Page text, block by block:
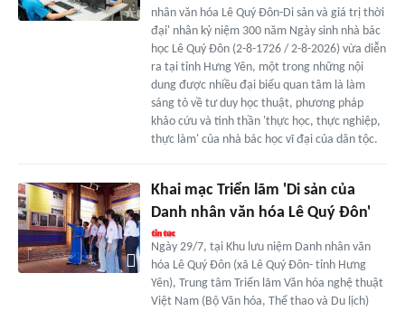
nhân văn hóa Lê Quý Đôn-Di sản và giá trị thời
đại' nhân kỷ niệm 300 năm Ngày sinh nhà bác
học Lê Quý Đôn (2-8-1726 / 2-8-2026) vừa diễn
ra tại tỉnh Hưng Yên, một trong những nội
dung được nhiều đại biểu quan tâm là làm
sáng tỏ về tư duy học thuật, phương pháp
khảo cứu và tinh thần 'thực học, thực nghiệp,
thực làm' của nhà bác học vĩ đại của dân tộc.
Khai mạc Triển lãm 'Di sản của
Danh nhân văn hóa Lê Quý Đôn'
Ngày 29/7, tại Khu lưu niệm Danh nhân văn
hóa Lê Quý Đôn (xã Lê Quý Đôn- tỉnh Hưng
Yên), Trung tâm Triển lãm Văn hóa nghệ thuật
Việt Nam (Bộ Văn hóa, Thể thao và Du lịch)